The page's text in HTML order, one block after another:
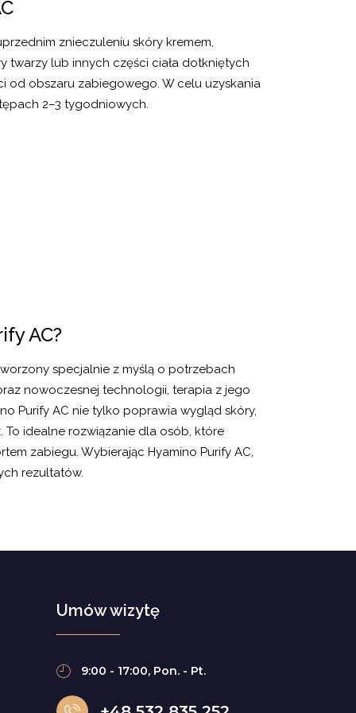
znieczuleniu skóry kremem,
lub innych części ciała dotkniętych
od obszaru zabiegowego. W celu uzyskania
2–3 tygodniowych.
AC?
specjalnie z myślą o potrzebach
nowoczesnej technologii, terapia z jego
Purify AC nie tylko poprawia wygląd skóry,
To idealne rozwiązanie dla osób, które
zabiegu. Wybierając Hyamino Purify AC,
rezultatów.
Umów wizytę
9:00 - 17:00, Pon. - Pt.